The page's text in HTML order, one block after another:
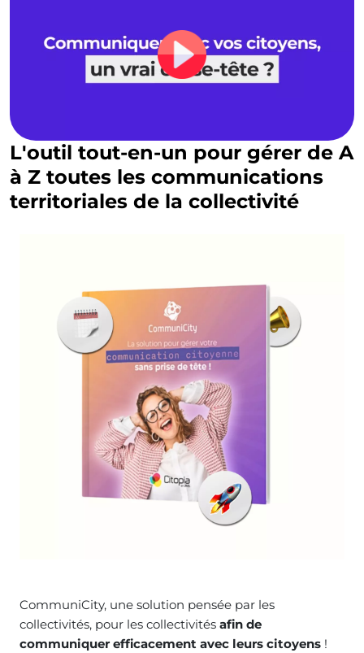
L'outil tout-en-un pour gérer de A
à Z toutes les communications
territoriales de la collectivité
CommuniCity, une solution pensée par les
collectivités, pour les collectivités afin de
communiquer efficacement avec leurs citoyens !